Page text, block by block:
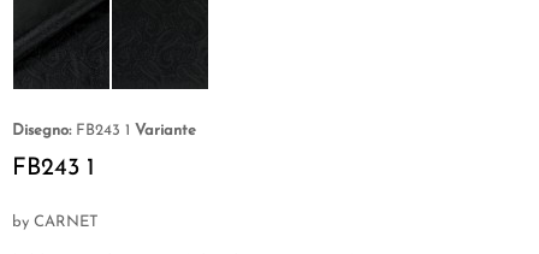
Disegno: FB243 1 Variante
FB243 1
by CARNET